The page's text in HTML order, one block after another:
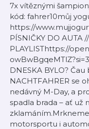
7x vítěznými
kód: fahrer10můj
https://
PÍSNIČKY DO AUTA
PLAYLISThttps://
DNESKA BYLO?
NACHTFAHRER se
nedávný M-Day, a
spadla brada – ať už
motorsportu i